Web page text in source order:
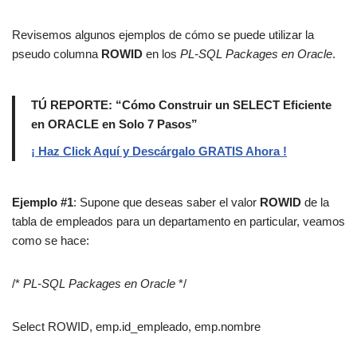
Revisemos algunos ejemplos de cómo se puede utilizar la
pseudo columna ROWID en los PL-SQL Packages en Oracle.
TÚ REPORTE: “Cómo Construir un SELECT Eficiente
en ORACLE en Solo 7 Pasos”
¡ Haz Click Aquí y Descárgalo GRATIS Ahora !
Ejemplo #1: Supone que deseas saber el valor ROWID de la
tabla de empleados para un departamento en particular, veamos
como se hace:
/* PL-SQL Packages en Oracle */
Select ROWID, emp.id_empleado, emp.nombre